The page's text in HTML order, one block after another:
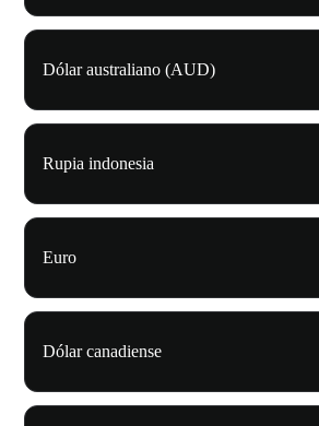
Dólar australiano (AUD)
Rupia indonesia
Euro
Dólar canadiense